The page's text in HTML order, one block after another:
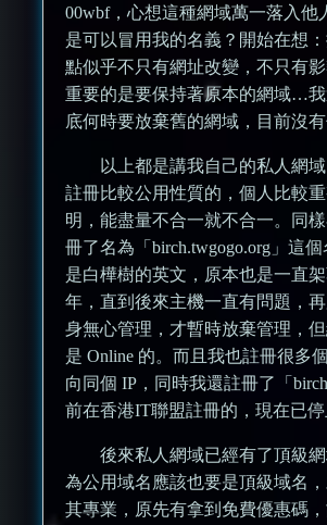
00wbf，心想這種網域萬一落入他
是可以冒用我的名義？開始在想
點似乎不只有網址改變，不只有
重要的是要保持著原本的網域…我
底何時要放棄舊的網域，目前沒有
以上都是講我自己的私人網
註冊比較公用性質的，個人比較
明，能盡量不合一就不合一。同樣
冊了名為「birch.twgogo.org」這
是白樺樹的英文，原本也是一直
年，直到後來主機一直有問題，
身無心管理，才暫時放棄管理，
是 Online 的。而且我也註冊很多
向同個 IP，同時我還註冊了「
前在香港IT聯盟註冊的，現在已停
後來私人網域已經有了頂級
為公用域名應該也要是頂級域名
其專業，原先有拿到免費優惠碼